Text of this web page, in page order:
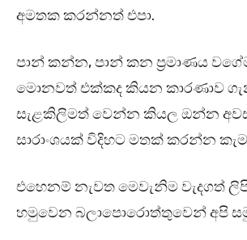
අමතක කරන්නත් එපා.
පාන් කන්න, පාන් කන ප්‍රමාණය
මොනවත් එක්කද කියන කාරණාව
සැළකිලිමත් වෙන්න කියල ඔන්න
සාරාංශයක් විදිහට මතක් කරන්න
එහෙනම් නැවත මෙවැනිම වැදගත්
හමුවෙන බලාපොරොත්තුවෙන් අපි